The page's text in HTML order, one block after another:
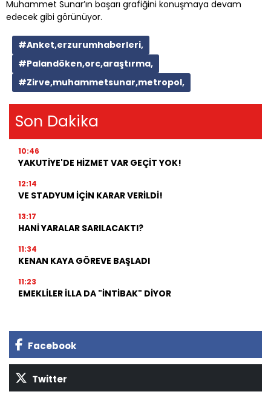
Muhammet Sunar’ın başarı grafiğini konuşmaya devam
edecek gibi görünüyor.
#Anket,erzurumhaberleri,
#Palandöken,orc,araştırma,
#Zirve,muhammetsunar,metropol,
Son Dakika
10:46
YAKUTİYE'DE HİZMET VAR GEÇİT YOK!
12:14
VE STADYUM İÇİN KARAR VERİLDİ!
13:17
HANİ YARALAR SARILACAKTI?
11:34
KENAN KAYA GÖREVE BAŞLADI
11:23
EMEKLİLER İLLA DA "İNTİBAK" DİYOR
Facebook
Twitter